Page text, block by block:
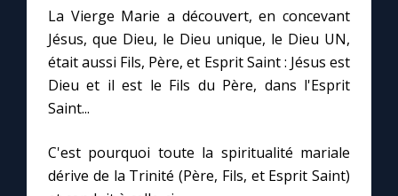
L'Évangile chaque jour
Les premiers samedis du mois
Marie qui défait les nœuds
La Vierge Marie a découvert, en concevant
Jésus, que Dieu, le Dieu unique, le Dieu UN,
était aussi Fils, Père, et Esprit Saint : Jésus est
Dieu et il est le Fils du Père, dans l'Esprit
Saint...
C'est pourquoi toute la spiritualité mariale
dérive de la Trinité (Père, Fils, et Esprit Saint)